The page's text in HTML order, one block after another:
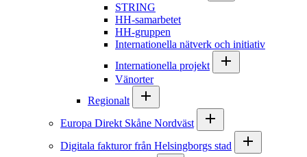
STRING
HH-samarbetet
HH-gruppen
Internationella nätverk och initiativ
Internationella projekt
Vänorter
Regionalt
Europa Direkt Skåne Nordväst
Digitala fakturor från Helsingborgs stad